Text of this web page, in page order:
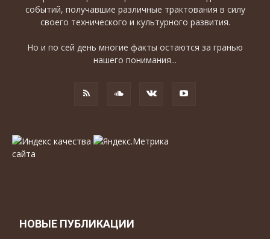
событий, получавшие различные трактования в силу
своего технического и культурного развития.
Но и по сей день многие факты остаются за гранью
нашего понимания...
НОВЫЕ ПУБЛИКАЦИИ